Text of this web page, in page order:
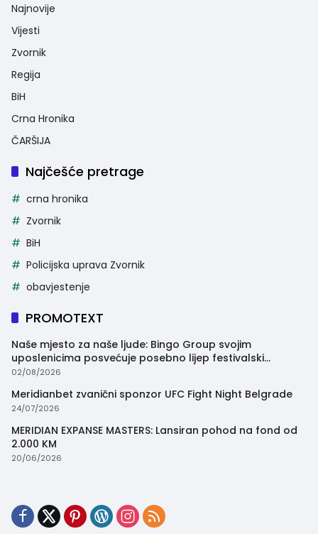
Najnovije
Vijesti
Zvornik
Regija
BiH
Crna Hronika
ČARŠIJA
Najčešće pretrage
crna hronika
Zvornik
BiH
Policijska uprava Zvornik
obavjestenje
PROMOTEXT
Naše mjesto za naše ljude: Bingo Group svojim
uposlenicima posvećuje posebno lijep festivalski
trenutak
02/08/2026
Meridianbet zvanični sponzor UFC Fight Night Belgrade
24/07/2026
MERIDIAN EXPANSE MASTERS: Lansiran pohod na fond od
2.000 KM
20/06/2026